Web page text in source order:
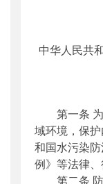
公文类型：
中华人民共
第一条 为
域环境，保
和国水污染
例》等法律、
第二条 防